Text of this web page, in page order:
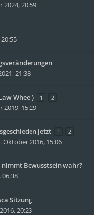
2024, 20:59
21:38
Wheel) 1 2
2019, 15:29
jetzt 1 2
Oktober 2016, 15:06
Bewusstsein wahr?
06:38
Sitzung
20:23